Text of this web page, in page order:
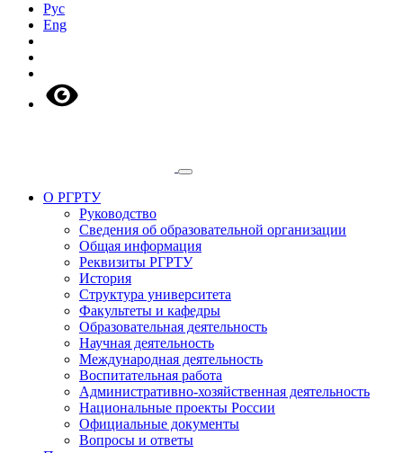
Рус
Eng
О РГРТУ
Руководство
Сведения об образовательной организации
Общая информация
Реквизиты РГРТУ
История
Структура университета
Факультеты и кафедры
Образовательная деятельность
Научная деятельность
Международная деятельность
Воспитательная работа
Административно-хозяйственная деятельность
Национальные проекты России
Официальные документы
Вопросы и ответы